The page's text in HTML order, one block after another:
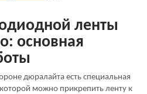
ленты
основная
дюралайта есть специальная
можно прикрепить ленту к